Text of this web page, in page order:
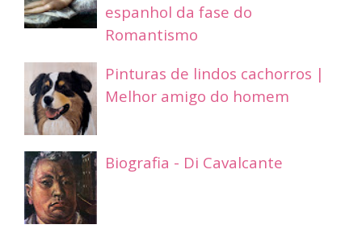
espanhol da fase do
Romantismo
Pinturas de lindos cachorros |
Melhor amigo do homem
Biografia - Di Cavalcante